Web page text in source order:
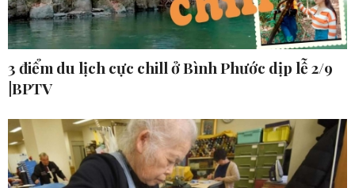
3 điểm du lịch cực chill ở Bình Phước dịp lễ 2/9
|BPTV